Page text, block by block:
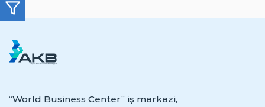
“World Business Center” iş mərkəzi,